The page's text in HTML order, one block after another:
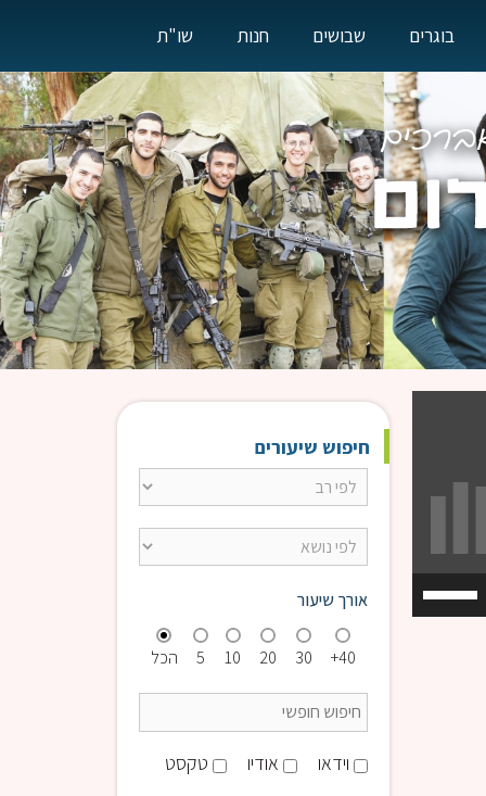
בוגרים שבושים חנות שו"ת
למעלה/למטה
להגביר
חיפוש שיעורים
אורך שיעור
הכל 5 10 20 30 40+
וידאו אודיו טקסט